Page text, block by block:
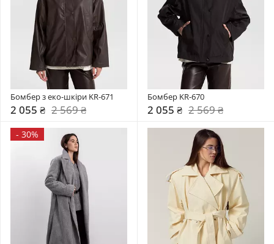
Бомбер з еко-шкіри KR-671
2 055 ₴ 2 569 ₴
Бомбер KR-670
2 055 ₴ 2 569 ₴
- 30%